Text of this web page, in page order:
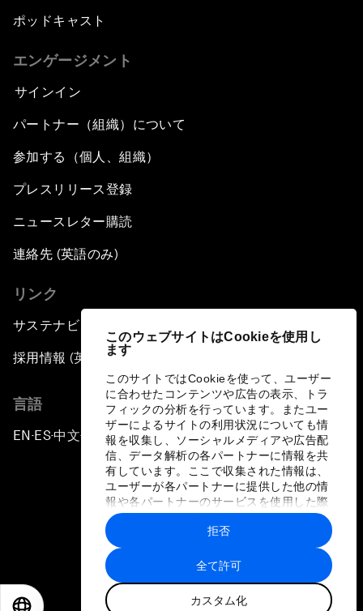
このウェブサイトはCookieを使用し
ます
このサイトではCookieを使って、ユーザー
に合わせたコンテンツや広告の表示、トラ
フィックの分析を行っています。またユー
ザーによるサイトの利用状況についても情
報を収集し、ソーシャルメディアや広告配
信、データ解析の各パートナーに情報を共
有しています。ここで収集された情報は、
ユーザーが各パートナーに提供した他の情
報や各パートナーのサービスを使用した際
に収集された情報と組み合わされ、各パー
トナーによって使用されることがありま
す。
全て許可
カスタム化
拒否
ポッドキャスト
エンゲージメント
サインイン
パートナー（組織）について
参加する（個人、組織）
プレスリリース登録
ニュースレター購読
連絡先 (英語のみ)
リンク
サステナビリティへの取り組み
採用情報 (英語のみ)
言語
EN ▪ ES▪中文▪ 日本語
プライバシーポリシーと利用規約
サイトマップ
©
世界経済フォーラム